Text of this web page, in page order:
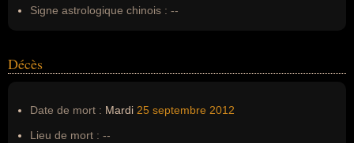
Signe astrologique chinois : --
Décès
Date de mort : Mardi 25 septembre 2012
Lieu de mort : --